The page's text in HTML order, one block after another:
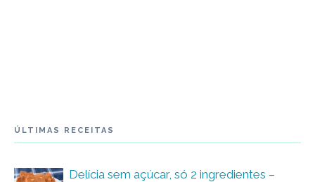
ÚLTIMAS RECEITAS
Delícia sem açúcar, só 2 ingredientes –